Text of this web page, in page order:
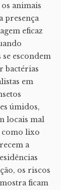
animais
presença
eficaz
escondem
bactérias
em
úmidos,
locais mal
como lixo
a
os riscos
ficam